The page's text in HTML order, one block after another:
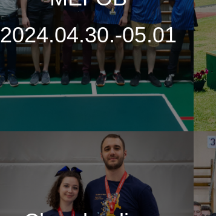
2024.04.30.-05.01